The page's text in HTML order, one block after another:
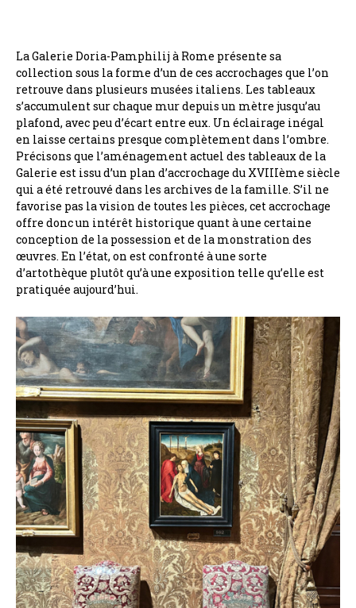
La Galerie Doria-Pamphilij à Rome présente sa
collection sous la forme d’un de ces accrochages que l’on
retrouve dans plusieurs musées italiens. Les tableaux
s’accumulent sur chaque mur depuis un mètre jusqu’au
plafond, avec peu d’écart entre eux. Un éclairage inégal
en laisse certains presque complètement dans l’ombre.
Précisons que l’aménagement actuel des tableaux de la
Galerie est issu d’un plan d’accrochage du XVIIIème siècle
qui a été retrouvé dans les archives de la famille. S’il ne
favorise pas la vision de toutes les pièces, cet accrochage
offre donc un intérêt historique quant à une certaine
conception de la possession et de la monstration des
œuvres. En l’état, on est confronté à une sorte
d’artothèque plutôt qu’à une exposition telle qu’elle est
pratiquée aujourd’hui.